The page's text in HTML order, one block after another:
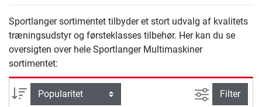
Sportlanger sortimentet tilbyder et stort udvalg af kvalitets
træningsudstyr og førsteklasses tilbehør. Her kan du se
oversigten over hele Sportlanger Multimaskiner
sortimentet:
sortering Avanceret
Filter